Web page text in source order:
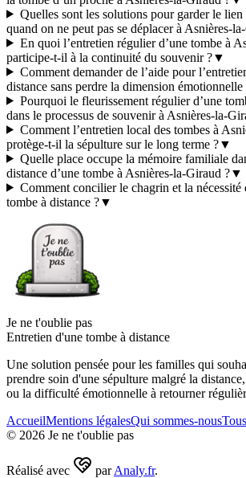
Quelles sont les solutions pour garder le lien
quand on ne peut pas se déplacer à Asnières-
En quoi l’entretien régulier d’une tombe à
participe-t-il à la continuité du souvenir ?▼
Comment demander de l’aide pour
distance sans perdre la dimension émotionnelle
Pourquoi le fleurissement régulier d’une
dans le processus de souvenir à Asnières-la-
Comment l’entretien local des tombes à
protège-t-il la sépulture sur le long terme ?▼
Quelle place occupe la mémoire familiale
distance d’une tombe à Asnières-la-Giraud ?▼
Comment concilier le chagrin et la nécessité
tombe à distance ?▼
Je ne t'oublie pas
Entretien d'une tombe à distance
Une solution pensée pour les familles qui
prendre soin d'une sépulture malgré la
ou la difficulté émotionnelle à retourner
AccueilMentions légalesQui sommes-nous
© 2026 Je ne t'oublie pas
Réalisé avec par Analy.fr.